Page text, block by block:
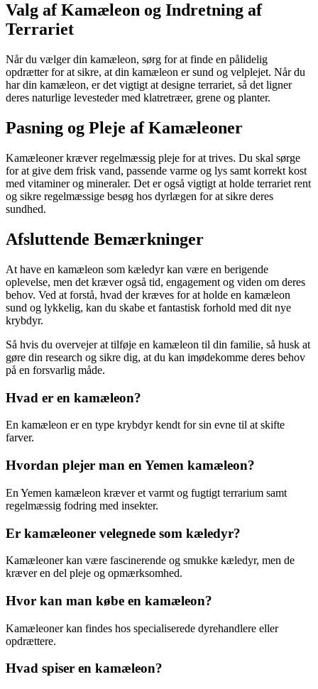
Valg af Kamæleon og Indretning af
Terrariet
Når du vælger din kamæleon, sørg for at finde en pålidelig
opdrætter for at sikre, at din kamæleon er sund og velplejet. Når du
har din kamæleon, er det vigtigt at designe terrariet, så det ligner
deres naturlige levesteder med klatretræer, grene og planter.
Pasning og Pleje af Kamæleoner
Kamæleoner kræver regelmæssig pleje for at trives. Du skal sørge
for at give dem frisk vand, passende varme og lys samt korrekt kost
med vitaminer og mineraler. Det er også vigtigt at holde terrariet rent
og sikre regelmæssige besøg hos dyrlægen for at sikre deres
sundhed.
Afsluttende Bemærkninger
At have en kamæleon som kæledyr kan være en berigende
oplevelse, men det kræver også tid, engagement og viden om deres
behov. Ved at forstå, hvad der kræves for at holde en kamæleon
sund og lykkelig, kan du skabe et fantastisk forhold med dit nye
krybdyr.
Så hvis du overvejer at tilføje en kamæleon til din familie, så husk at
gøre din research og sikre dig, at du kan imødekomme deres behov
på en forsvarlig måde.
Hvad er en kamæleon?
En kamæleon er en type krybdyr kendt for sin evne til at skifte
farver.
Hvordan plejer man en Yemen kamæleon?
En Yemen kamæleon kræver et varmt og fugtigt terrarium samt
regelmæssig fodring med insekter.
Er kamæleoner velegnede som kæledyr?
Kamæleoner kan være fascinerende og smukke kæledyr, men de
kræver en del pleje og opmærksomhed.
Hvor kan man købe en kamæleon?
Kamæleoner kan findes hos specialiserede dyrehandlere eller
opdrættere.
Hvad spiser en kamæleon?